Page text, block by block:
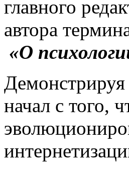
главного
автора
«О
начал с того,